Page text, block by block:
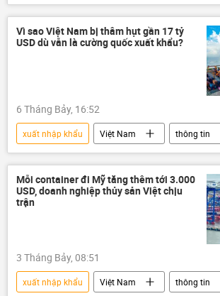
Quan điểm-Ý kiến
gạo
lúa gạo
nông nghiệp
lương thực
Hoa Kỳ
Châu Á
Chính trị
ngoại giao
Vì sao Việt Nam bị thâm hụt gần 17 tỷ
USD dù vẫn là cường quốc xuất khẩu?
6 Tháng Bảy, 16:52
xuất nhập khẩu Việt Nam
thông tin
Kinh tế
xuất khẩu
Bộ Tài Chính VN
thương mại
logistics
Mỗi container đi Mỹ tăng thêm tới 3.000
USD, doanh nghiệp thủy sản Việt chịu
trận
3 Tháng Bảy, 08:51
xuất nhập khẩu Việt Nam
thông tin